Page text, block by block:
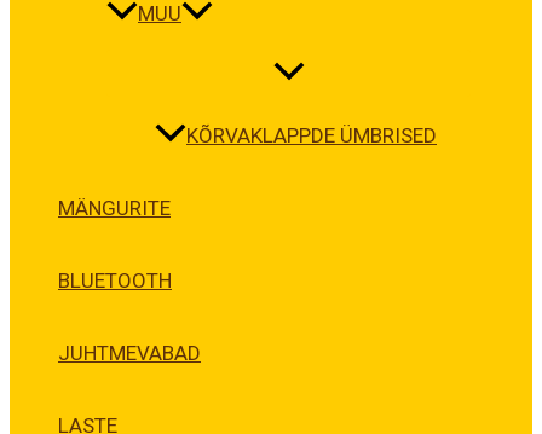
MUU
KÕRVAKLAPPDE ÜMBRISED
MÄNGURITE
BLUETOOTH
JUHTMEVABAD
LASTE